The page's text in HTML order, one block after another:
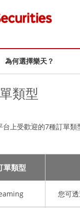
為何選擇樂天？
類型
台上受歡迎的7種訂單類
單類型
您可